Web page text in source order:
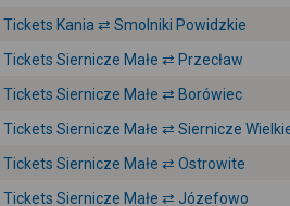
Tickets Kania ⇄ Smolniki Powidzkie
Tickets Siernicze Małe ⇄ Przecław
Tickets Siernicze Małe ⇄ Borówiec
Tickets Siernicze Małe ⇄ Siernicze
Tickets Siernicze Małe ⇄ Ostrowite
Tickets Siernicze Małe ⇄ Józefowo